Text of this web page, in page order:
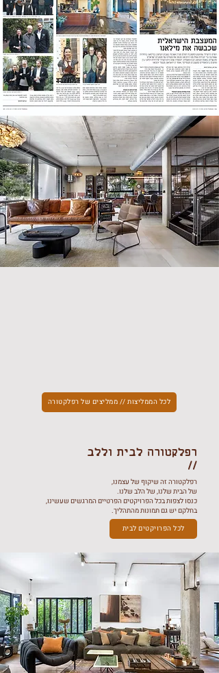
לכל הממליצות // ממליצים של רפלקטורה
רפלקטורה לבית וללב
//
רפלקטורה זה שיקוף של עצמנו,
של הבית שלנו, של הלב שלנו.
כנסו לצפות בכל הפרויקטים הפרטיים המרגשים שעשינו,
בחלקם יש גם תמונות מהתהליך.
לכל הפרויקטים לבית